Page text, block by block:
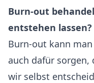
Burn-out
entstehen lassen?
Burn-out kann
auch dafür sorgen,
wir selbst